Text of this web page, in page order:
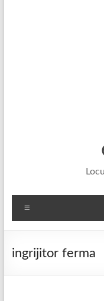
ingrijitor ferma